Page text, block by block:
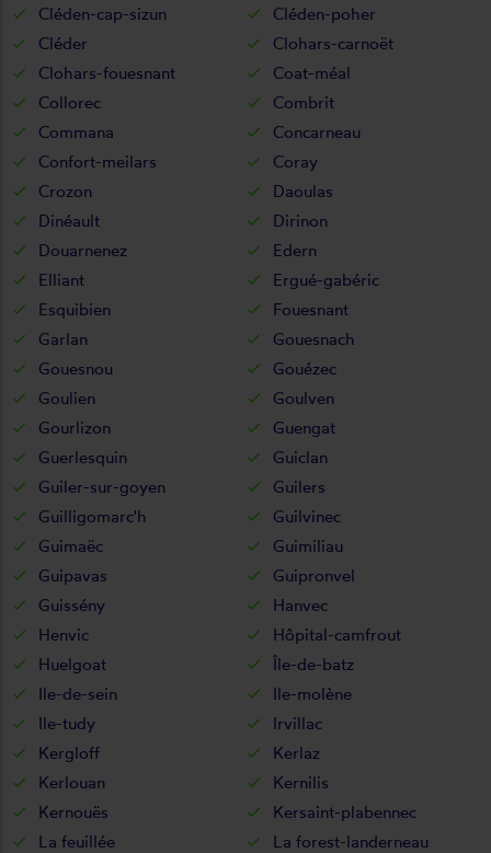
Cléden-cap-sizun
Cléden-poher
Cléder
Clohars-carnoët
Clohars-fouesnant
Coat-méal
Collorec
Combrit
Commana
Concarneau
Confort-meilars
Coray
Crozon
Daoulas
Dinéault
Dirinon
Douarnenez
Edern
Elliant
Ergué-gabéric
Esquibien
Fouesnant
Garlan
Gouesnach
Gouesnou
Gouézec
Goulien
Goulven
Gourlizon
Guengat
Guerlesquin
Guiclan
Guiler-sur-goyen
Guilers
Guilligomarc'h
Guilvinec
Guimaëc
Guimiliau
Guipavas
Guipronvel
Guissény
Hanvec
Henvic
Hôpital-camfrout
Huelgoat
Île-de-batz
Ile-de-sein
Ile-molène
Ile-tudy
Irvillac
Kergloff
Kerlaz
Kerlouan
Kernilis
Kernouës
Kersaint-plabennec
La feuillée
La forest-landerneau